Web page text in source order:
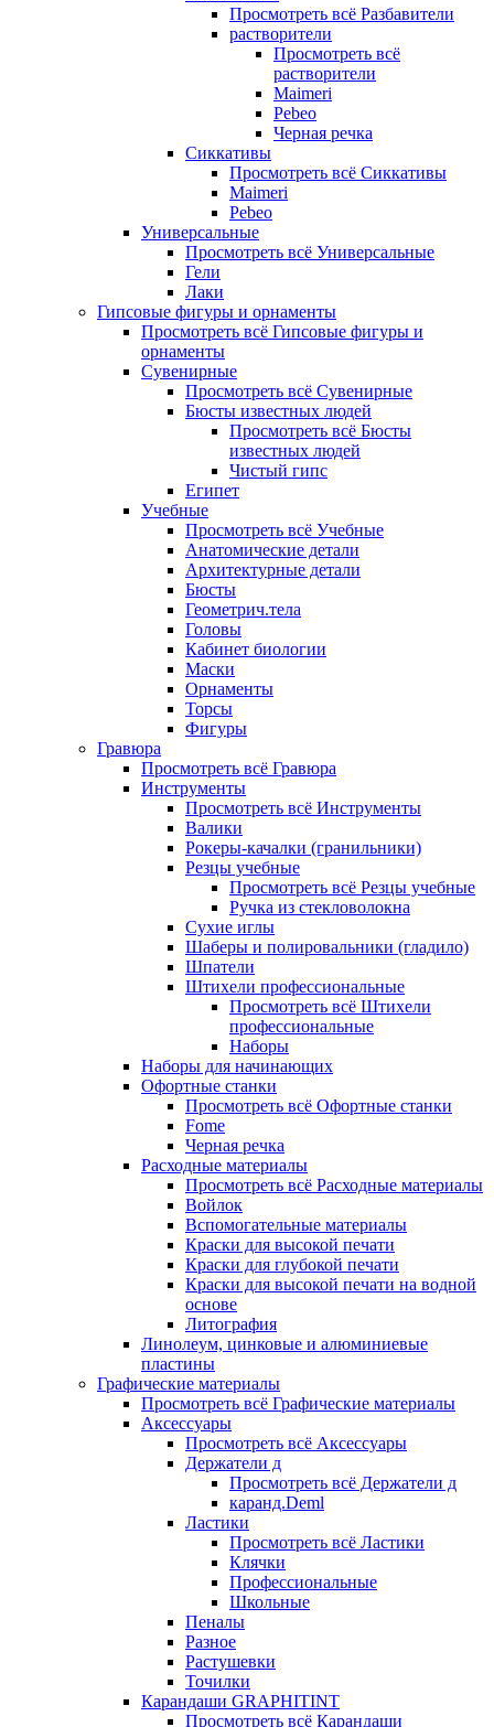
Просмотреть всё Разбавители
растворители
Просмотреть всё
растворители
Maimeri
Pebeo
Черная речка
Сиккативы
Просмотреть всё Сиккативы
Maimeri
Pebeo
Универсальные
Просмотреть всё Универсальные
Гели
Лаки
Гипсовые фигуры и орнаменты
Просмотреть всё Гипсовые фигуры и
орнаменты
Сувенирные
Просмотреть всё Сувенирные
Бюсты известных людей
Просмотреть всё Бюсты
известных людей
Чистый гипс
Египет
Учебные
Просмотреть всё Учебные
Анатомические детали
Архитектурные детали
Бюсты
Геометрич.тела
Головы
Кабинет биологии
Маски
Орнаменты
Торсы
Фигуры
Гравюра
Просмотреть всё Гравюра
Инструменты
Просмотреть всё Инструменты
Валики
Рокеры-качалки (гранильники)
Резцы учебные
Просмотреть всё Резцы учебные
Ручка из стекловолокна
Сухие иглы
Шаберы и полировальники (гладило)
Шпатели
Штихели профессиональные
Просмотреть всё Штихели
профессиональные
Наборы
Наборы для начинающих
Офортные станки
Просмотреть всё Офортные станки
Fome
Черная речка
Расходные материалы
Просмотреть всё Расходные материалы
Войлок
Вспомогательные материалы
Краски для высокой печати
Краски для глубокой печати
Краски для высокой печати на водной
основе
Литография
Линолеум, цинковые и алюминиевые
пластины
Графические материалы
Просмотреть всё Графические материалы
Аксессуары
Просмотреть всё Аксессуары
Держатели д
Просмотреть всё Держатели д
каранд.Deml
Ластики
Просмотреть всё Ластики
Клячки
Профессиональные
Школьные
Пеналы
Разное
Растушевки
Точилки
Карандаши GRAPHITINT
Просмотреть всё Карандаши